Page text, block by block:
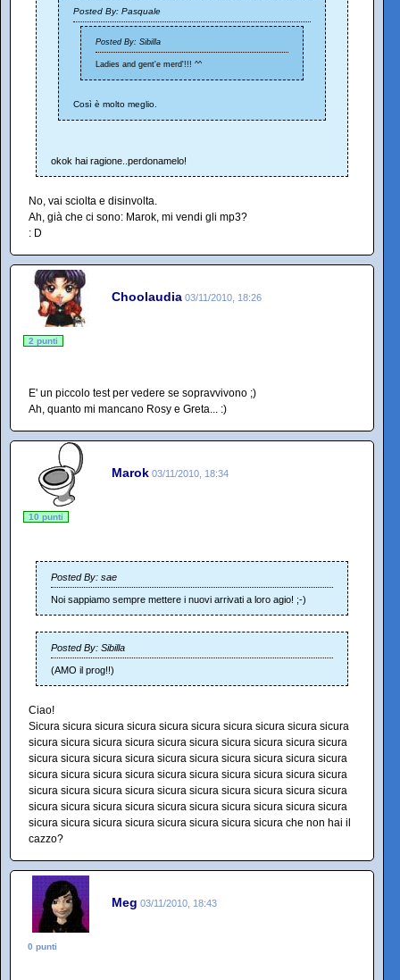
Posted By: Pasquale
Posted By: Sibilla
Ladies and gent'e merd'!!! ^^
Così è molto meglio.
okok hai ragione..perdonamelo!
No, vai sciolta e disinvolta.
Ah, già che ci sono: Marok, mi vendi gli mp3?
: D
Choolaudia 03/11/2010, 18:26
2 punti
E' un piccolo test per vedere se sopravvivono ;)
Ah, quanto mi mancano Rosy e Greta... :)
Marok 03/11/2010, 18:34
10 punti
Posted By: sae
Noi sappiamo sempre mettere i nuovi arrivati a loro agio! ;-)
Posted By: Sibilla
(AMO il prog!!)
Ciao!
Sicura sicura sicura sicura sicura sicura sicura sicura sicura sicura
sicura sicura sicura sicura sicura sicura sicura sicura sicura sicura
sicura sicura sicura sicura sicura sicura sicura sicura sicura sicura
sicura sicura sicura sicura sicura sicura sicura sicura sicura sicura
sicura sicura sicura sicura sicura sicura sicura sicura sicura sicura
sicura sicura sicura sicura sicura sicura sicura sicura sicura sicura
sicura sicura sicura sicura sicura sicura sicura sicura che non hai il
cazzo?
Meg 03/11/2010, 18:43
0 punti